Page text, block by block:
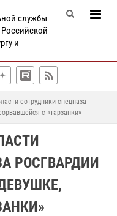
службы
и
сотрудники спецназа
с «тарзанки»
РОСГВАРДИИ